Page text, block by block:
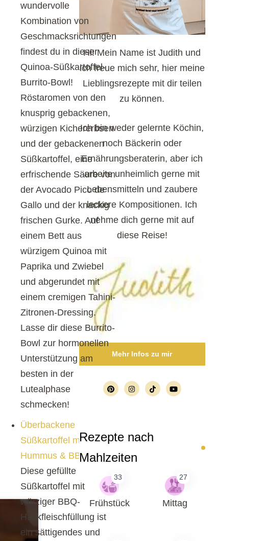
wundervolle
Kombination von
Geschmacksrichtungen
findest du in dieser
Quinoa-Süßkartoffel-
Burrito-Bowl!
Röstaromen von den
knusprig gebackenen,
würzigen Kichererbsen
und der gebackenen
Süßkartoffel, eine
erfrischende Säure von
der Avocado Pico de
Gallo und der knackig
frischen Gurke. Auf
einem Bett aus
würzigem Quinoa mit
Paprika und Zwiebel
und abgerundet mit
einem cremigen Tahini-
Zitronen-Dressing.
Lasse dir diese Burrito-
Bowl zur hormonellen
Unterstützung am
besten in der
Lutealphase
schmecken!
Überbackene
Süßkartoffel mit
Hummus & BBQ-Hack:
Diese gefüllte
Süßkartoffel mit
würziger BBQ-
Hackfleischfüllung ist
ein sättigendes und
Hi! Mein Name ist Judith und
ich freue mich sehr, hier meine
Lieblingsrezepte mit dir teilen
zu können.
Ich bin weder gelernte Köchin,
noch Bäckerin oder
Ernährungsberaterin, aber ich
arbeite unheimlich gerne mit
Lebensmitteln und zaubere
leckere Kompositionen. Ich
nehme dich gerne mit auf
diese Reise!
Mehr Infos zu mir
Rezepte nach
Mahlzeiten
33
Frühstück
27
Mittag